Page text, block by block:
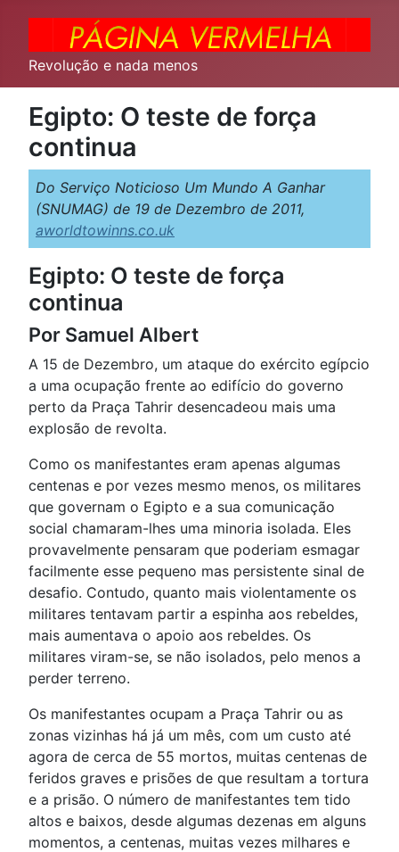
Revolução e nada menos
Egipto: O teste de força
continua
Do Serviço Noticioso Um Mundo A Ganhar
(SNUMAG) de 19 de Dezembro de 2011,
aworldtowinns.co.uk
Egipto: O teste de força
continua
Por Samuel Albert
A 15 de Dezembro, um ataque do exército egípcio
a uma ocupação frente ao edifício do governo
perto da Praça Tahrir desencadeou mais uma
explosão de revolta.
Como os manifestantes eram apenas algumas
centenas e por vezes mesmo menos, os militares
que governam o Egipto e a sua comunicação
social chamaram-lhes uma minoria isolada. Eles
provavelmente pensaram que poderiam esmagar
facilmente esse pequeno mas persistente sinal de
desafio. Contudo, quanto mais violentamente os
militares tentavam partir a espinha aos rebeldes,
mais aumentava o apoio aos rebeldes. Os
militares viram-se, se não isolados, pelo menos a
perder terreno.
Os manifestantes ocupam a Praça Tahrir ou as
zonas vizinhas há já um mês, com um custo até
agora de cerca de 55 mortos, muitas centenas de
feridos graves e prisões de que resultam a tortura
e a prisão. O número de manifestantes tem tido
altos e baixos, desde algumas dezenas em alguns
momentos, a centenas, muitas vezes milhares e